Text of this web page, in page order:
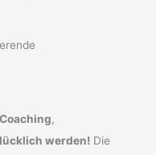
Coaching,
werden! Die